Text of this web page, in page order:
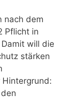
nach dem
Pflicht in
will die
stärken
Hintergrund: